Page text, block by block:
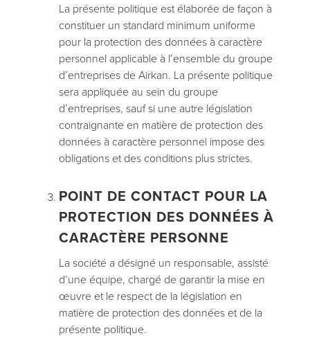
La présente politique est élaborée de façon à
constituer un standard minimum uniforme
pour la protection des données à caractère
personnel applicable à l’ensemble du groupe
d’entreprises de Airkan. La présente politique
sera appliquée au sein du groupe
d’entreprises, sauf si une autre législation
contraignante en matière de protection des
données à caractère personnel impose des
obligations et des conditions plus strictes.
POINT DE CONTACT POUR LA
PROTECTION DES DONNÉES À
CARACTÈRE PERSONNE
La société a désigné un responsable, assisté
d’une équipe, chargé de garantir la mise en
œuvre et le respect de la législation en
matière de protection des données et de la
présente politique.